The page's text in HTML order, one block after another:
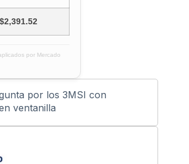
$2,391.52
por Mercado
por los 3MSI con
ventanilla